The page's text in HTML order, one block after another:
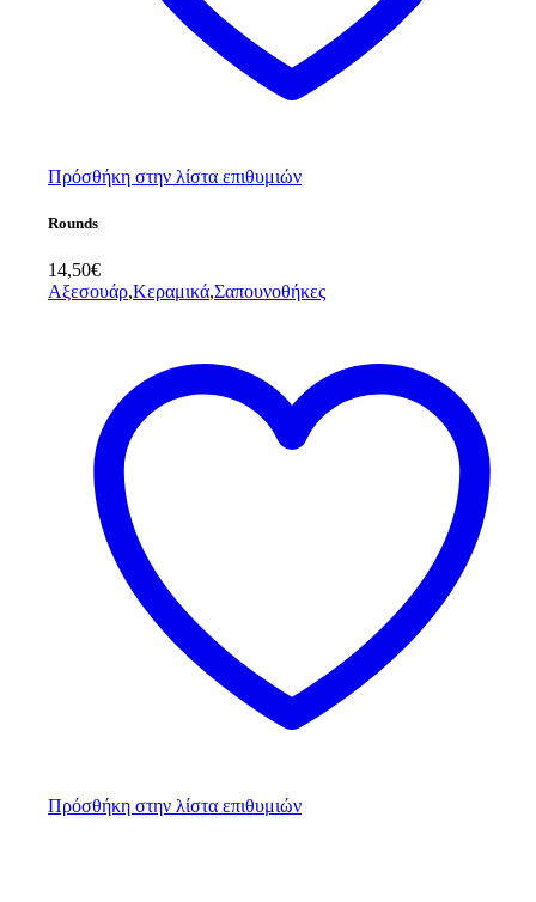
Πρόσθήκη στην λίστα επιθυμιών
Rounds
14,50€
Αξεσουάρ,Κεραμικά,Σαπουνοθήκες
Πρόσθήκη στην λίστα επιθυμιών